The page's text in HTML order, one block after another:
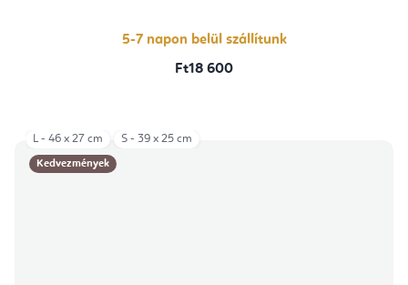
5-7 napon belül szállítunk
Ft18 600
Kedvezmények
L - 46 x 27 cm S - 39 x 25 cm